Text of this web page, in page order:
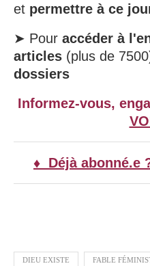
et permettre à ce
➤ Pour accéder à
articles (plus de
dossiers
Informez-vous,
♦ Déjà abonné.e
DIEU EXISTE FABLE